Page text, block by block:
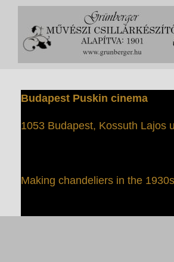
Budapest Puskin cinema
1053 Budapest, Kossuth Lajos
Making chandeliers in the